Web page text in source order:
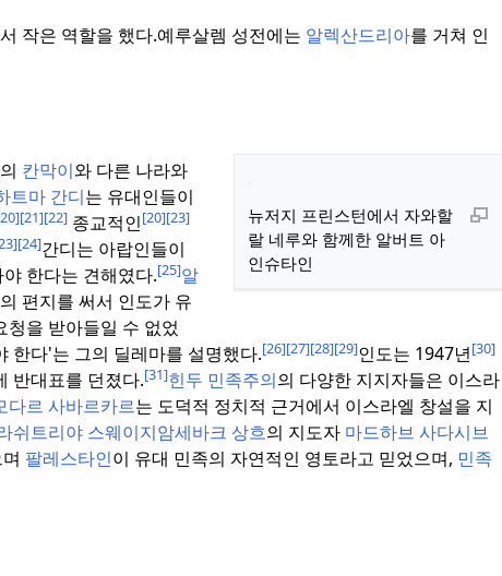
작은 역할을 했다.예루살렘 성전에는 알렉산드리아를 거쳐 인
뉴저지 프린스턴에서 자와할
랄 네루와 함께한 알버트 아
인슈타인
칸막이와 다른 나라와
트마 간디는 유대인들이
[21][22] 종교적인[20][23]
[24]간디는 아랍인들이
한다는 견해였다.[25]알
편지를 써서 인도가 유
을 받아들일 수 없었
한다'는 그의 딜레마를 설명했다.[26][27][28][29]인도는 1947년[30]
반대표를 던졌다.[31]힌두 민족주의의 다양한 지지자들은 이스라
다르 사바르카르는 도덕적 정치적 근거에서 이스라엘 창설을 지
쉬트리야 스웨이지암세바크 상흐의 지도자 마드하브 사다시브
팔레스타인이 유대 민족의 자연적인 영토라고 믿었으며, 민족